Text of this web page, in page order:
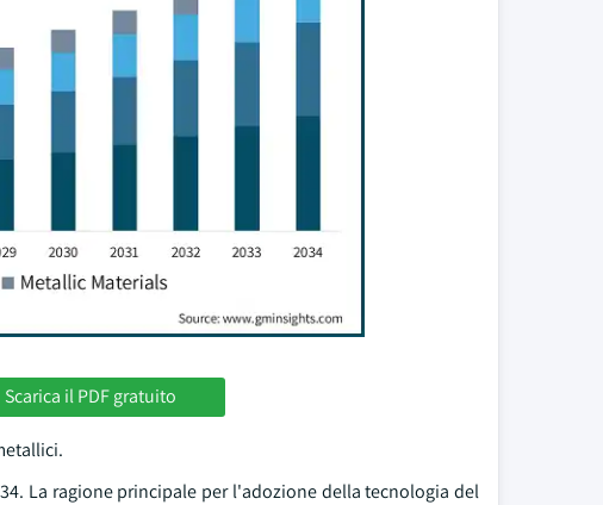
Scarica il PDF gratuito
La ragione principale per l'adozione della tecnologia del